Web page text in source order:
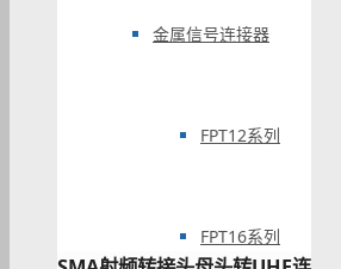
金属信号连接器
FPT12系列
FPT16系列